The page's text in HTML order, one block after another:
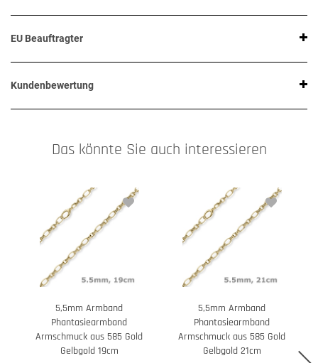
EU Beauftragter
Kundenbewertung
Das könnte Sie auch interessieren
5,5mm Armband
Phantasiearmband
Armschmuck aus 585 Gold
Gelbgold 19cm
5,5mm Armband
Phantasiearmband
Armschmuck aus 585 Gold
Gelbgold 21cm